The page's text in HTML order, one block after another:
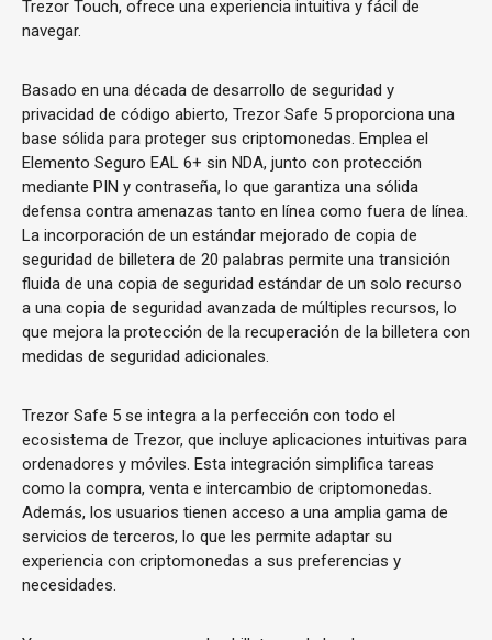
Trezor Touch, ofrece una experiencia intuitiva y fácil de
navegar.
Basado en una década de desarrollo de seguridad y
privacidad de código abierto, Trezor Safe 5 proporciona una
base sólida para proteger sus criptomonedas. Emplea el
Elemento Seguro EAL 6+ sin NDA, junto con protección
mediante PIN y contraseña, lo que garantiza una sólida
defensa contra amenazas tanto en línea como fuera de línea.
La incorporación de un estándar mejorado de copia de
seguridad de billetera de 20 palabras permite una transición
fluida de una copia de seguridad estándar de un solo recurso
a una copia de seguridad avanzada de múltiples recursos, lo
que mejora la protección de la recuperación de la billetera con
medidas de seguridad adicionales.
Trezor Safe 5 se integra a la perfección con todo el
ecosistema de Trezor, que incluye aplicaciones intuitivas para
ordenadores y móviles. Esta integración simplifica tareas
como la compra, venta e intercambio de criptomonedas.
Además, los usuarios tienen acceso a una amplia gama de
servicios de terceros, lo que les permite adaptar su
experiencia con criptomonedas a sus preferencias y
necesidades.